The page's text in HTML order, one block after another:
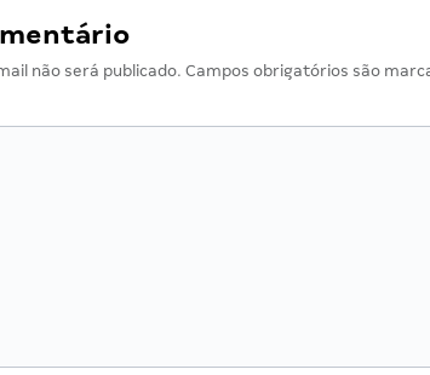
não será publicado. Campos obrigatórios são